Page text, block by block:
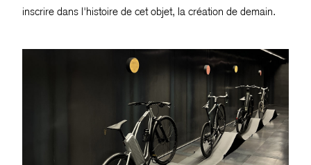
inscrire dans l'histoire de cet objet, la création de demain.